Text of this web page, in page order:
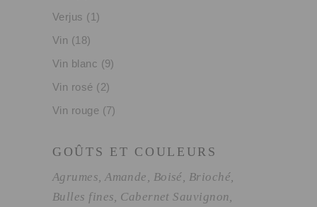
Verjus (1)
Vin (18)
Vin blanc (9)
Vin rosé (2)
Vin rouge (7)
GOÛTS ET COULEURS
Agrumes Amande Boisé
Brioché
Bulles fines Cabernet Sauvignon